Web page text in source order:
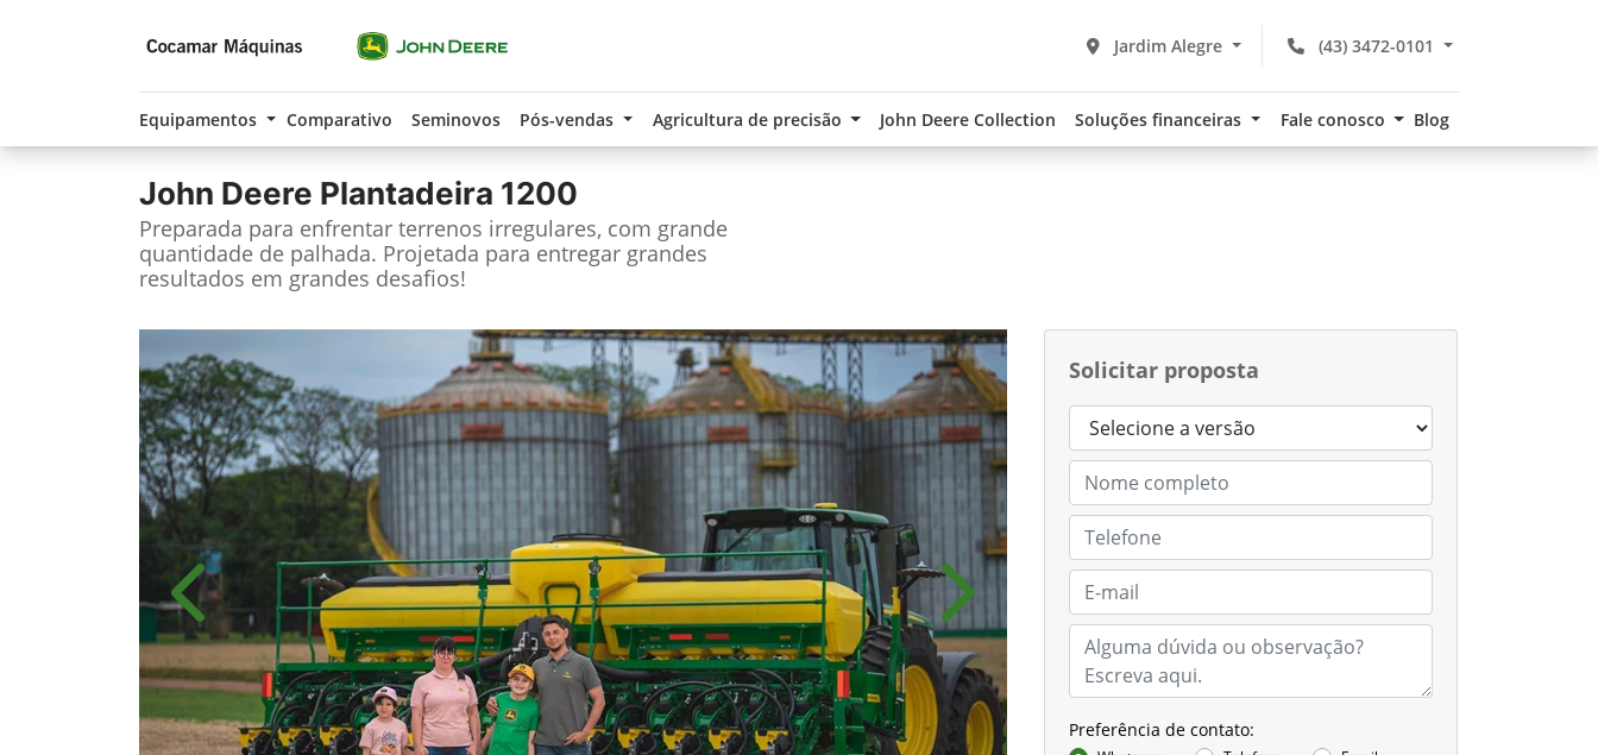
(43) 3472-0101
Jardim Alegre
Equipamentos Comparativo Seminovos Pós-vendas Agricultura de precisão John Deere Collection Soluções financeiras Fale conosco Blog
John Deere Plantadeira 1200
Preparada para enfrentar terrenos irregulares, com grande
quantidade de palhada. Projetada para entregar grandes
resultados em grandes desafios!​
Solicitar proposta
Preferência de contato:
Anterior Próximo